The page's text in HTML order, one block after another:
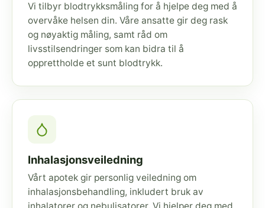
Vi tilbyr blodtrykksmåling for å hjelpe deg med å
overvåke helsen din. Våre ansatte gir deg rask
og nøyaktig måling, samt råd om
livsstilsendringer som kan bidra til å
opprettholde et sunt blodtrykk.
Inhalasjonsveiledning
Vårt apotek gir personlig veiledning om
inhalasjonsbehandling, inkludert bruk av
inhalatorer og nebulisatorer. Vi hjelper deg med